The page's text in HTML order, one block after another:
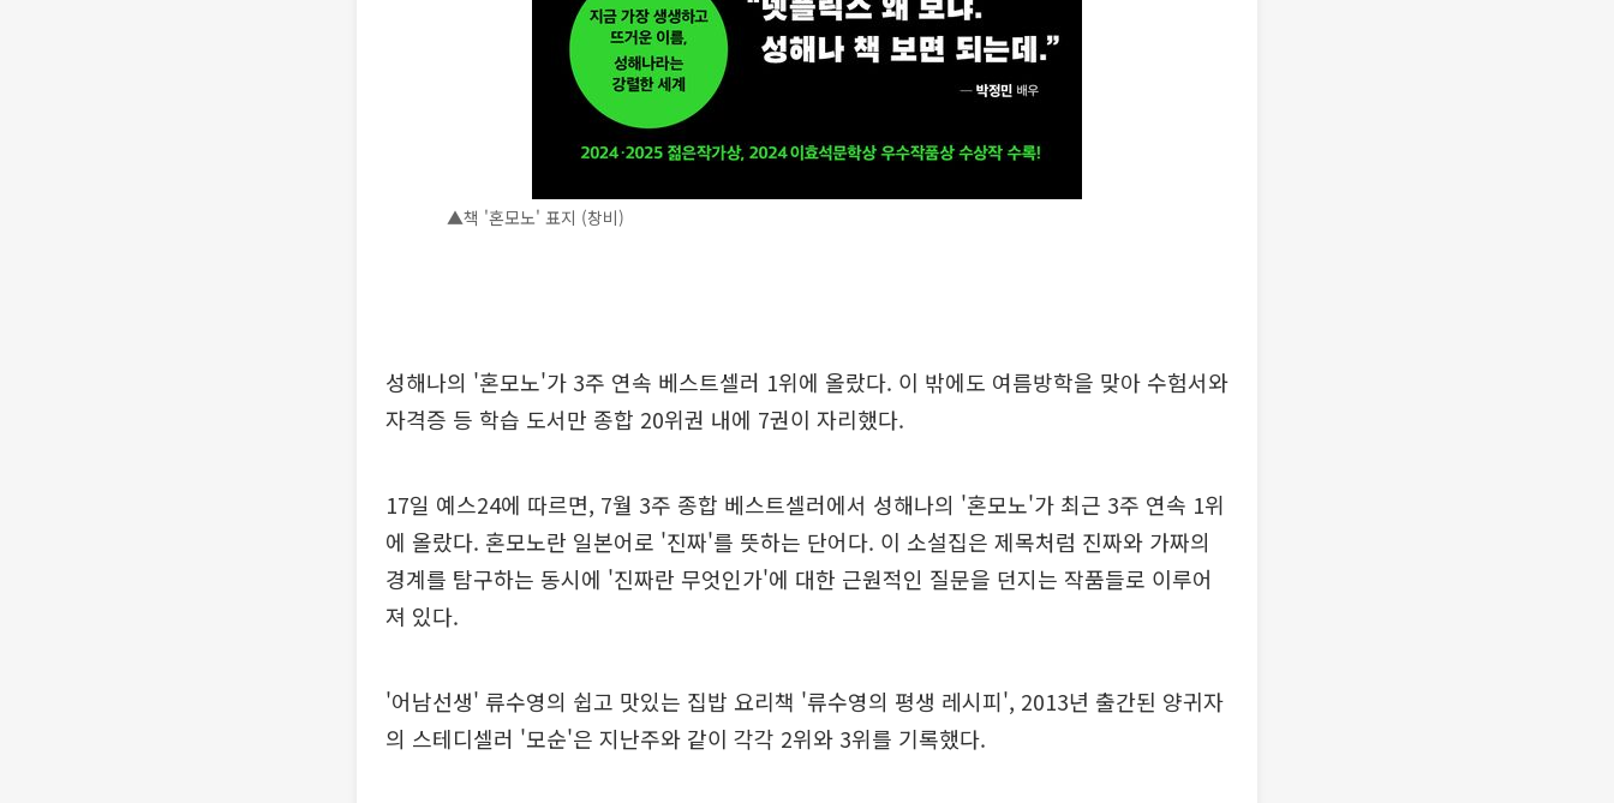
▲책 '혼모노' 표지 (창비)
성해나의 '혼모노'가 3주 연속 베스트셀러 1위에 올랐다. 이 밖에도 여름방학을 맞아 수험서와
자격증 등 학습 도서만 종합 20위권 내에 7권이 자리했다.
17일 예스24에 따르면, 7월 3주 종합 베스트셀러에서 성해나의 '혼모노'가 최근 3주 연속 1위
에 올랐다. 혼모노란 일본어로 '진짜'를 뜻하는 단어다. 이 소설집은 제목처럼 진짜와 가짜의
경계를 탐구하는 동시에 '진짜란 무엇인가'에 대한 근원적인 질문을 던지는 작품들로 이루어
져 있다.
'어남선생' 류수영의 쉽고 맛있는 집밥 요리책 '류수영의 평생 레시피', 2013년 출간된 양귀자
의 스테디셀러 '모순'은 지난주와 같이 각각 2위와 3위를 기록했다.